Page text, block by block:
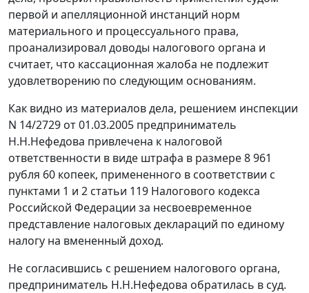
первой и апелляционной инстанций норм
материального и процессуального права,
проанализировал доводы налогового органа и
считает, что кассационная жалоба не подлежит
удовлетворению по следующим основаниям.
Как видно из материалов дела, решением инспекции
N 14/2729 от 01.03.2005 предприниматель
Н.Н.Нефедова привлечена к налоговой
ответственности в виде штрафа в размере 8 961
рубля 60 копеек, примененного в соответствии с
пунктами 1 и 2 статьи 119 Налогового кодекса
Российской Федерации за несвоевременное
представление налоговых деклараций по единому
налогу на вмененный доход.
Не согласившись с решением налогового органа,
предприниматель Н.Н.Нефедова обратилась в суд.